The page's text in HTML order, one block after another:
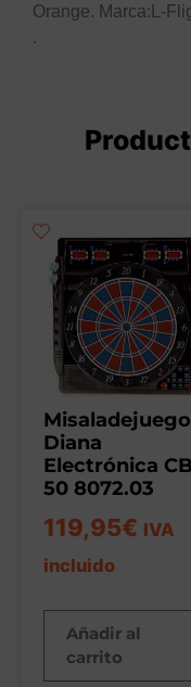
Orange. Marca:L-
.
Diana
Electrónica CB
50 8072.03
119,95€ IVA
incluido
Añadir al
carrito